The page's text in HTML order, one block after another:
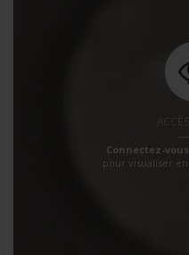
ACCÈS
Connectez-vous
pour visualiser